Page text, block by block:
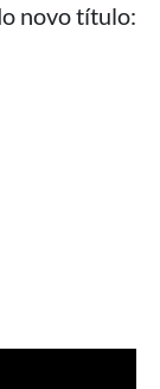
novo título: